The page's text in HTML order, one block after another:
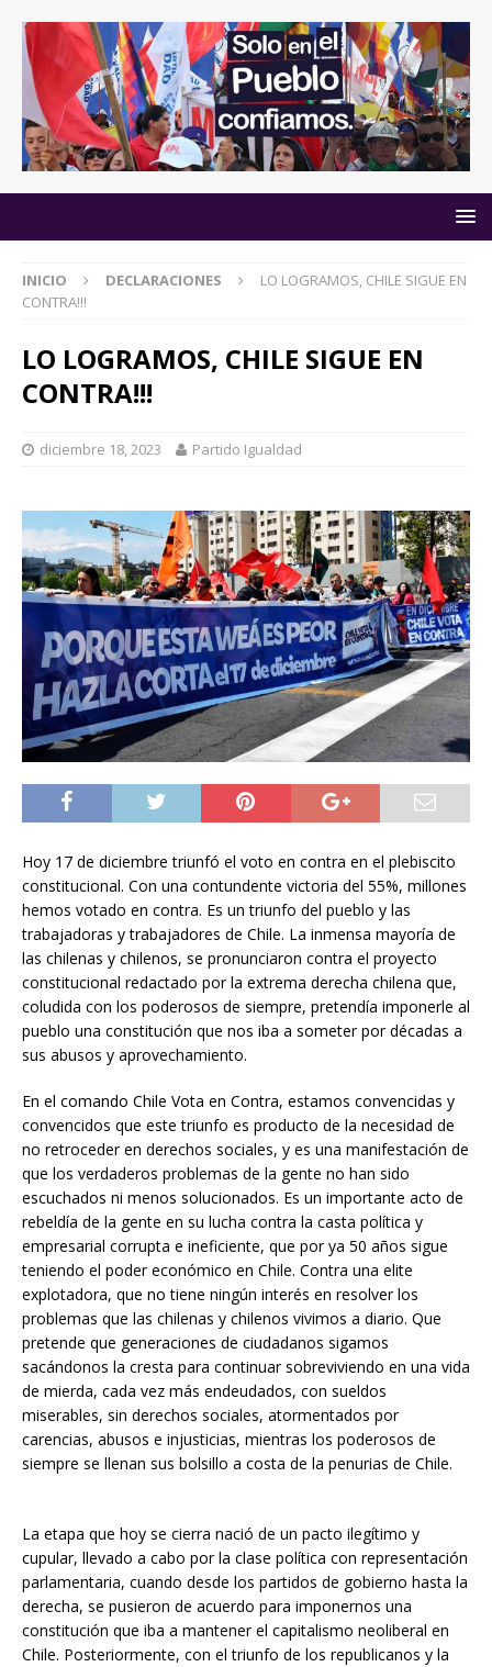
INICIO DECLARACIONES
LO LOGRAMOS, CHILE SIGUE EN
CONTRA!!!
LO LOGRAMOS, CHILE SIGUE EN
CONTRA!!!
diciembre 18, 2023 Partido Igualdad
Hoy 17 de diciembre triunfó el voto en contra en el plebiscito
constitucional. Con una contundente victoria del 55%, millones
hemos votado en contra. Es un triunfo del pueblo y las
trabajadoras y trabajadores de Chile. La inmensa mayoría de
las chilenas y chilenos, se pronunciaron contra el proyecto
constitucional redactado por la extrema derecha chilena que,
coludida con los poderosos de siempre, pretendía imponerle al
pueblo una constitución que nos iba a someter por décadas a
sus abusos y aprovechamiento.
En el comando Chile Vota en Contra, estamos convencidas y
convencidos que este triunfo es producto de la necesidad de
no retroceder en derechos sociales, y es una manifestación de
que los verdaderos problemas de la gente no han sido
escuchados ni menos solucionados. Es un importante acto de
rebeldía de la gente en su lucha contra la casta política y
empresarial corrupta e ineficiente, que por ya 50 años sigue
teniendo el poder económico en Chile. Contra una elite
explotadora, que no tiene ningún interés en resolver los
problemas que las chilenas y chilenos vivimos a diario. Que
pretende que generaciones de ciudadanos sigamos
sacándonos la cresta para continuar sobreviviendo en una vida
de mierda, cada vez más endeudados, con sueldos
miserables, sin derechos sociales, atormentados por
carencias, abusos e injusticias, mientras los poderosos de
siempre se llenan sus bolsillo a costa de la penurias de Chile.
La etapa que hoy se cierra nació de un pacto ilegítimo y
cupular, llevado a cabo por la clase política con representación
parlamentaria, cuando desde los partidos de gobierno hasta la
derecha, se pusieron de acuerdo para imponernos una
constitución que iba a mantener el capitalismo neoliberal en
Chile. Posteriormente, con el triunfo de los republicanos y la